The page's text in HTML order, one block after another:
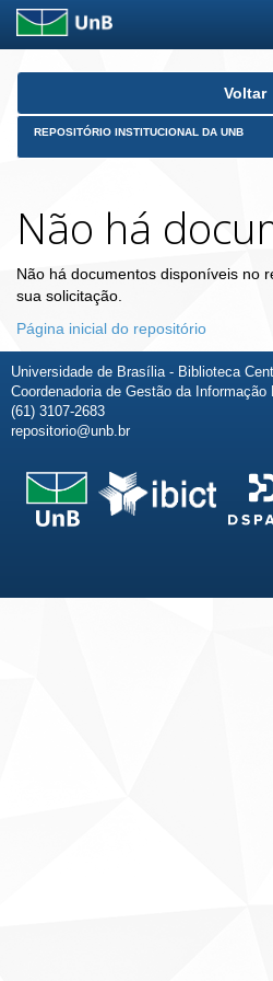
Skip
Voltar
REPOSITÓRIO INSTITUCIONAL DA UNB
Não há
Não há documentos disponíveis no
sua solicitação.
Página inicial do repositório
Universidade de Brasília - Biblioteca
Coordenadoria de Gestão da Informação
(61) 3107-2683
repositorio@unb.br